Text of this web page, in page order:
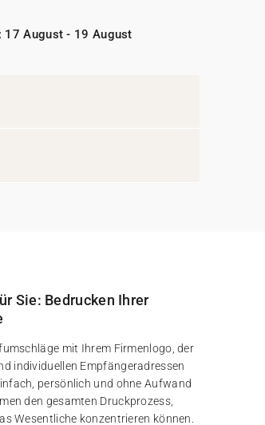
17 August - 19 August
Sie: Bedrucken Ihrer
mit Ihrem Firmenlogo, der
individuellen Empfängeradressen
persönlich und ohne Aufwand
den gesamten Druckprozess,
Wesentliche konzentrieren können.